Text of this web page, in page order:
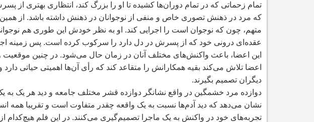
تمام زحماتی که در تمام دورانها کشیده تا او را بزرگ کند، انتظاری بهتری
که مرد در ذهنش تصوری خاص و منفی از نوجوانان در ذهنش داشته باشد. از همین
متهم، چون که نوجوان است را اجرایی کند. او به نظر خودش این طوری هم
عقده ای درونی خود که از پسرش در دل دارد را سرکوب کرده است. پس زمینه
این اعضا، باعث واکنشهای مختلف آنان در زمان حال میشود. در چنین موقعیت
اعضا تلاش میکند بقیه همکارانش را متقاعد کند که رأی آنها اهمیتی حیاتی دارد
دیگران تصمیم بگیرند.
دوازده مرد خشمگین در واقع نشانگر دوازده قشر مختلف جامعه و دید هر یک به
نشان میدهد که دید آدمها نسبت به یک واقعه چقدر متفاوت است و تقریبا همه
تجربههای خود در واکنش به یک ماجرا تصمیمگیری میکنند. در این فلم هیچکدام